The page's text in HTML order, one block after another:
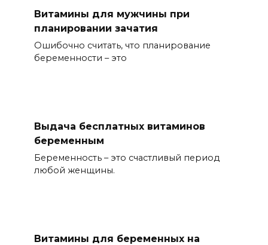
Витамины для мужчины при
планировании зачатия
Ошибочно считать, что планирование
беременности – это
Выдача бесплатных витаминов
беременным
Беременность – это счастливый период
любой женщины.
Витамины для беременных на